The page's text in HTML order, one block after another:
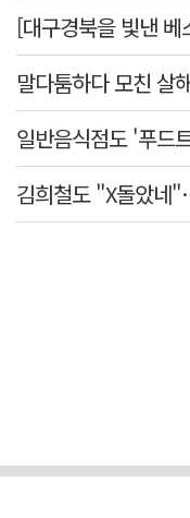
[대구경북을 빛낸